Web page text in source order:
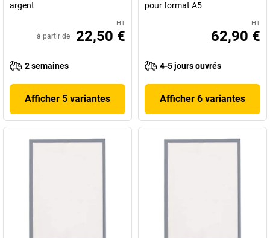
argent
HT
à partir de 22,50 €
2 semaines
Afficher 5 variantes
pour format A5
HT
62,90 €
4-5 jours ouvrés
Afficher 6 variantes